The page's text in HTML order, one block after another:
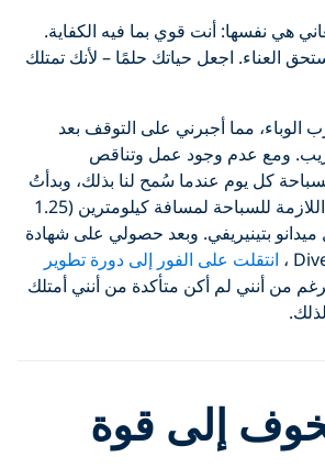
هي نفسها: أنت قوي بما فيه الكفاية.
العناء. اجعل حياتك حلمًا – لأنك تمتلك
الوباء، مما أجبرني على التوقف بعد
ومع عدم وجود عمل وتناقص
كل يوم عندما سُمح لنا بذلك، وبدأتُ
تدريجياً في بناء القوة اللازمة للسباحة لمسافة كيلومترين (1.25
بتينيريفي. وبعد حصولي على شهادة
انتقلت على الفور إلى دورة تطوير
من أنني لم أكن متأكدة من أنني أمتلك
إلى قوة